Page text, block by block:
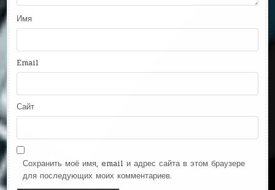
Имя
Email
Сайт
Сохранить моё имя, email и адрес сайта в этом браузере
для последующих моих комментариев.